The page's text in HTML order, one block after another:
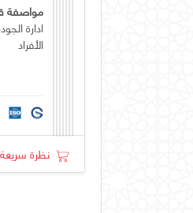
مواصفة
ادارة
الأفراد
نظرة سريعة